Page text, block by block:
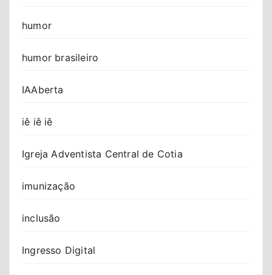
humor
humor brasileiro
IAAberta
iê iê iê
Igreja Adventista Central de Cotia
imunização
inclusão
Ingresso Digital